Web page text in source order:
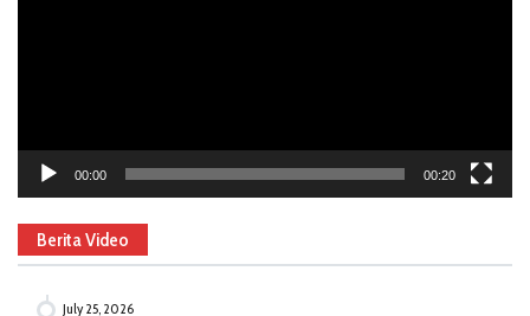
00:00 00:20
Berita Video
July 25, 2026